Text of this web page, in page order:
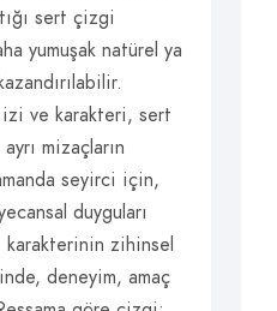
sert çizgi
yumuşak natürel ya
izi ve karakteri, sert
mizaçların
seyirci için,
duyguları
zihinsel
deneyim, amaç